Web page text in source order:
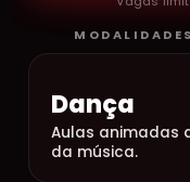
Dança
Aulas animadas
da música.